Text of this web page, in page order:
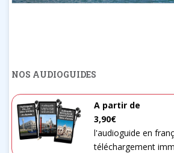
NOS AUDIOGUIDES
A partir de
3,90€
l'audioguide en
téléchargement